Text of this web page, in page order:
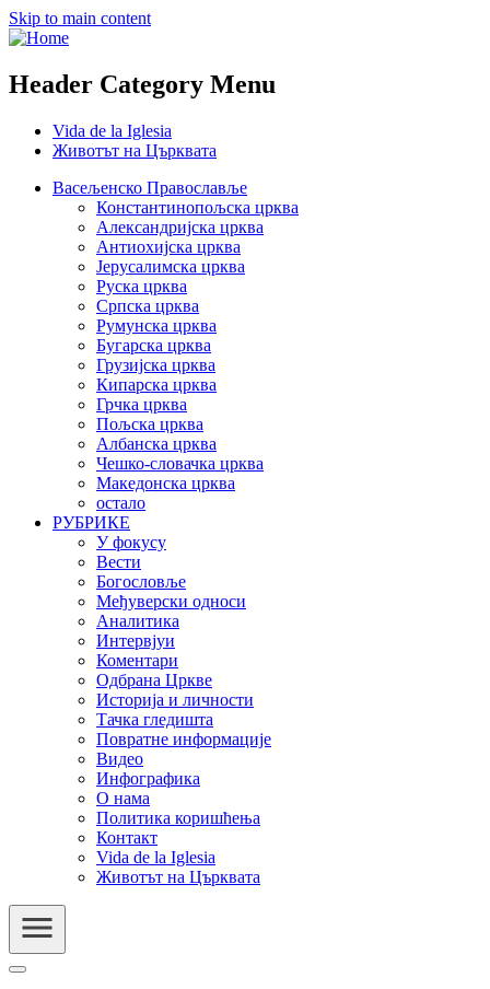
Skip to main content
Header Category Menu
Vida de la Iglesia
Животът на Църквата
Васељенско Православље
Константинопољска црква
Александријска црква
Антиохијска црква
Јерусалимска црква
Руска црква
Српска црква
Румунска црква
Бугарска црква
Грузијска црква
Кипарска црква
Грчка црква
Пољска црква
Албанска црква
Чешко-словачка црква
Македонска црква
остало
РУБРИКЕ
У фокусу
Вести
Богословље
Међуверски односи
Аналитика
Интервјуи
Коментари
Одбрана Цркве
Историја и личности
Тачка гледишта
Повратне информације
Видео
Инфографика
О нама
Политика коришћења
Контакт
Vida de la Iglesia
Животът на Църквата